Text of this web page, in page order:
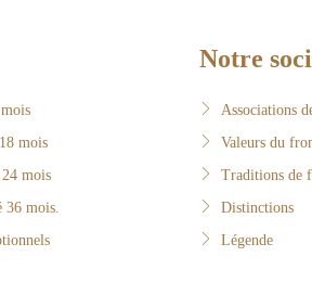
mois
mois
36 mois.
Notre
Associations
Valeurs du
Traditions de
Distinctions
Légende